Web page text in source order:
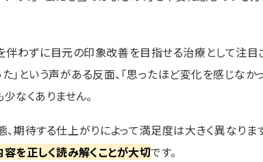
伴わずに目元の印象改善を目指せる治療として注目
」という声がある反面、「思ったほど変化を感じなか
なくありません。
期待する仕上がりによって満足度は大きく異なります
を正しく読み解くことが大切です。